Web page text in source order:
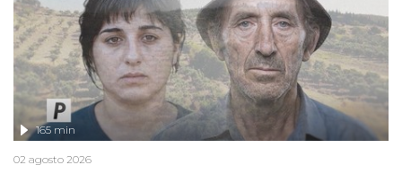
165 min
02 agosto 2026